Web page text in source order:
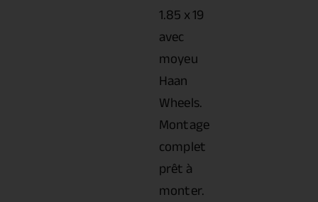
1.85 x 19
avec
moyeu
Haan
Wheels.
Montage
complet
prêt à
monter.